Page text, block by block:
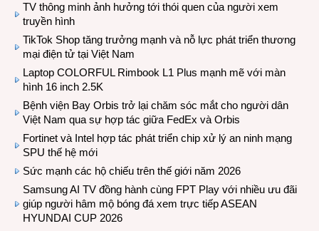
TV thông minh ảnh hưởng tới thói quen của người xem
truyền hình
TikTok Shop tăng trưởng mạnh và nỗ lực phát triển thương
mại điện tử tại Việt Nam
Laptop COLORFUL Rimbook L1 Plus mạnh mẽ với màn
hình 16 inch 2.5K
Bệnh viện Bay Orbis trở lại chăm sóc mắt cho người dân
Việt Nam qua sự hợp tác giữa FedEx và Orbis
Fortinet và Intel hợp tác phát triển chip xử lý an ninh mạng
SPU thế hệ mới
Sức mạnh các hộ chiếu trên thế giới năm 2026
Samsung AI TV đồng hành cùng FPT Play với nhiều ưu đãi
giúp người hâm mộ bóng đá xem trực tiếp ASEAN
HYUNDAI CUP 2026